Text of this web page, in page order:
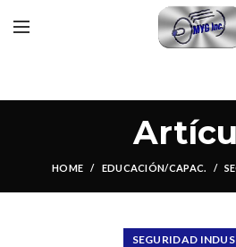
HOME EDUCACIÓN/CAPAC.
SEGURIDAD